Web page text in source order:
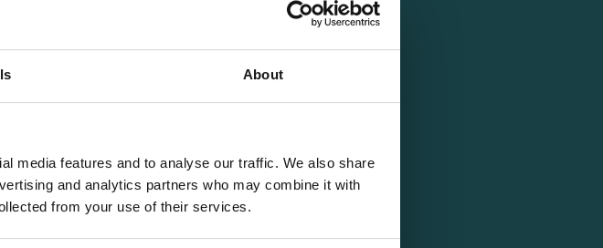
About
media features and to analyse our traffic. We also share
and analytics partners who may combine it with
from your use of their services.